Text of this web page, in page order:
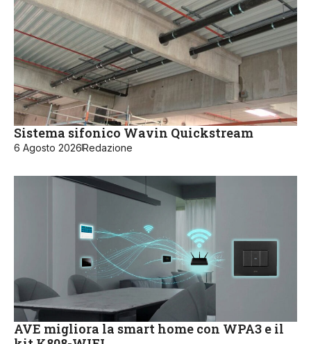
Sistema sifonico Wavin Quickstream
6 Agosto 2026Redazione
AVE migliora la smart home con WPA3 e il